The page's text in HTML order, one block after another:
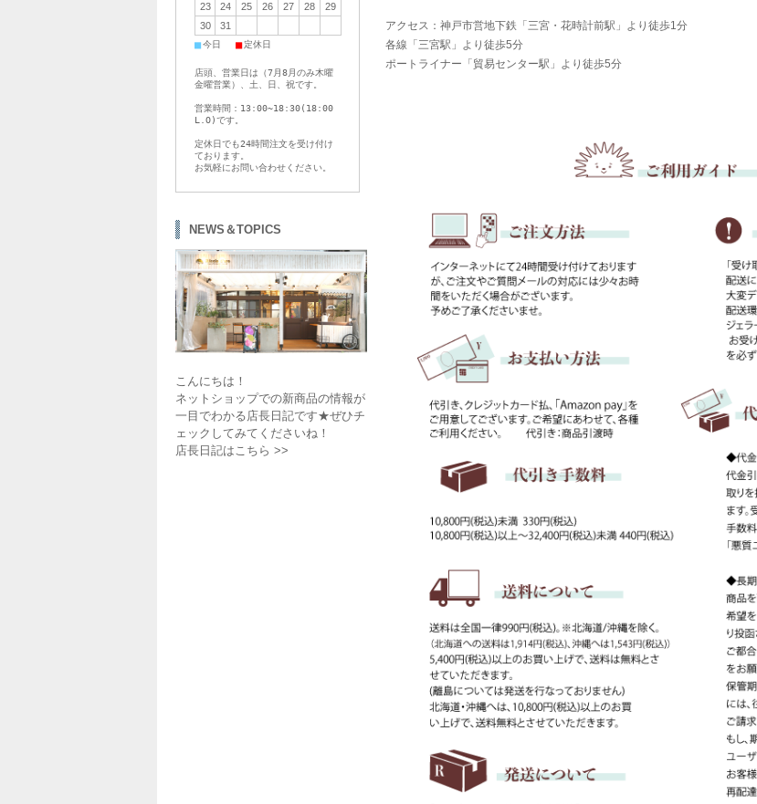
アクセス：神戸市営地下鉄「三宮・花時計前駅」より徒歩1分
各線「三宮駅」より徒歩5分
ポートライナー「貿易センター駅」より徒歩5分
23
24 25 26 27 28
29
30
31
■今日 ■定休日
店頭、営業日は（7月8月のみ木曜
金曜営業）、土、日、祝です。
営業時間：13:00~18:30(18:00
L.O)です。
定休日でも24時間注文を受け付け
ております。
お気軽にお問い合わせください。
NEWS＆TOPICS
こんにちは！
ネットショップでの新商品の情報が
一目でわかる店長日記です★ぜひチ
ェックしてみてくださいね！
店長日記はこちら >>